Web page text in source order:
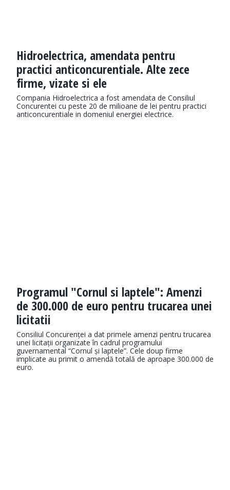
Hidroelectrica, amendata pentru
practici anticoncurentiale. Alte zece
firme, vizate si ele
Compania Hidroelectrica a fost amendata de Consiliul
Concurentei cu peste 20 de milioane de lei pentru practici
anticoncurentiale in domeniul energiei electrice.
Programul "Cornul si laptele": Amenzi
de 300.000 de euro pentru trucarea unei
licitatii
Consiliul Concurenței a dat primele amenzi pentru trucarea
unei licitații organizate în cadrul programului
guvernamental “Cornul și laptele”. Cele doup firme
implicate au primit o amendă totală de aproape 300.000 de
euro.